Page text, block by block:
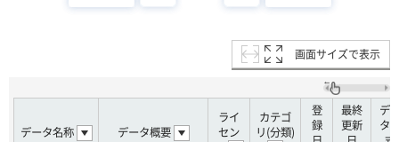
画面サイズで表示
データ名称 データ概要
ライ
セン
カテゴ
リ(分類)
登
録
最終
更新
デ
タ